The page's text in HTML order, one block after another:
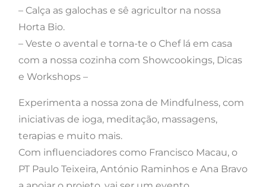
– Calça as galochas e sê agricultor na nossa
Horta Bio.
– Veste o avental e torna-te o Chef lá em casa
com a nossa cozinha com Showcookings, Dicas
e Workshops –
Experimenta a nossa zona de Mindfulness, com
iniciativas de ioga, meditação, massagens,
terapias e muito mais.
Com influenciadores como Francisco Macau, o
PT Paulo Teixeira, António Raminhos e Ana Bravo